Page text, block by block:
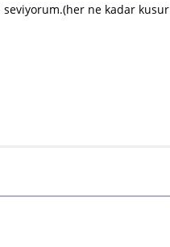
seviyorum.(her ne kadar kusur